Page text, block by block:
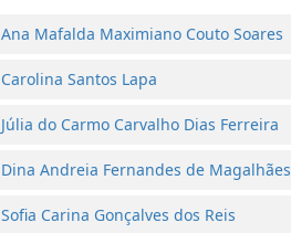
Ana Mafalda Maximiano Couto Soares
Carolina Santos Lapa
Júlia do Carmo Carvalho Dias Ferreira
Dina Andreia Fernandes de Magalhães
Sofia Carina Gonçalves dos Reis